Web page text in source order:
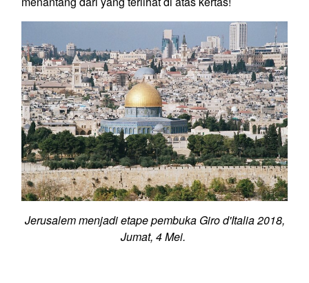
Jerusalem menjadi etape pembuka Giro d'Italia 2018,
Jumat, 4 Mei.